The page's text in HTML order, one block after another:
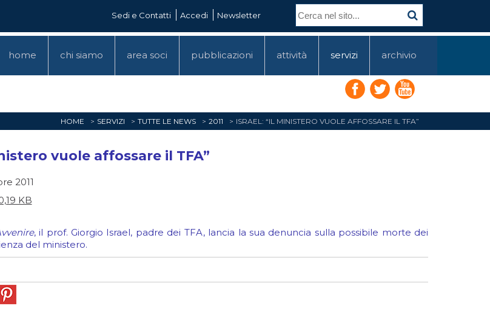
Sedi e Contatti Accedi Newsletter
home chi siamo area soci pubblicazioni attività servizi archivio
HOME SERVIZI TUTTE LE NEWS 2011 ISRAEL: “IL MINISTERO VUOLE AFFOSSARE IL TFA”
vuole affossare il TFA”
2011
KB
, il prof. Giorgio Israel, padre dei TFA, lancia la sua denuncia sulla possibile morte dei
del ministero.